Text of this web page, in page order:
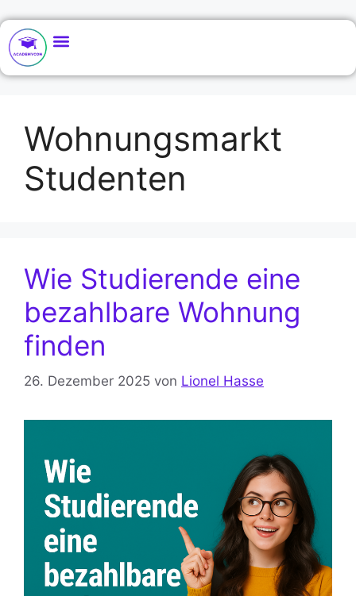
Wohnungsmarkt
Studenten
Wie Studierende eine
bezahlbare Wohnung
finden
26. Dezember 2025 von Lionel Hasse